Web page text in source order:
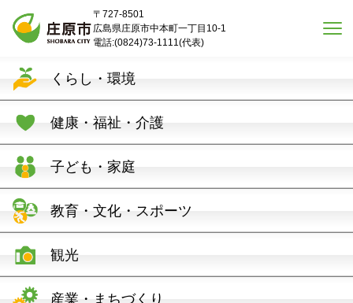
〒727-8501
広島県庄原市中本町一丁目10-1
電話:(0824)73-1111(代表)
くらし・環境
健康・福祉・介護
子ども・家庭
教育・文化・スポーツ
観光
産業・まちづくり